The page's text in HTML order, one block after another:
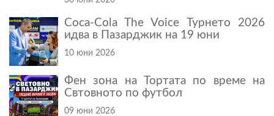
Coca-Cola The Voice Турнето 2026
идва в Пазарджик на 19 юни
10 юни 2026
Фен зона на Тортата по време на
Свтовното по футбол
09 юни 2026